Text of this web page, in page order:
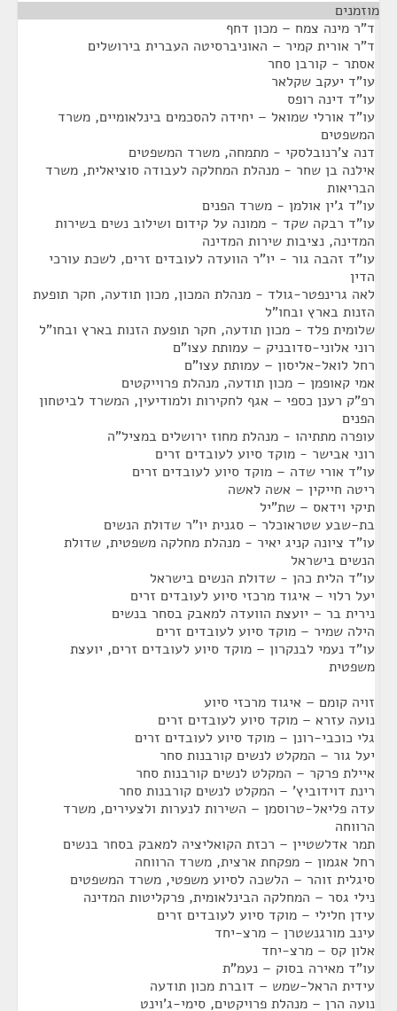
מוזמנים
ד"ר מינה צמח – מכון דחף
ד"ר אורית קמיר – האוניברסיטה העברית בירושלים
אסתר - קורבן סחר
עו"ד יעקב שקלאר
עו"ד דינה רופס
עו"ד אורלי שמואל – יחידה להסכמים בינלאומיים, משרד
המשפטים
דנה צ'רנובלסקי - מתמחה, משרד המשפטים
אילנה בן שחר - מנהלת המחלקה לעבודה סוציאלית, משרד
הבריאות
עו"ד ג'ין אולמן - משרד הפנים
עו"ד רבקה שקד - ממונה על קידום ושילוב נשים בשירות
המדינה, נציבות שירות המדינה
עו"ד זהבה גור - יו"ר הוועדה לעובדים זרים, לשכת עורכי
הדין
לאה גרינפטר-גולד - מנהלת המכון, מכון תודעה, חקר תופעת
הזנות בארץ ובחו"ל
שלומית פלד - מכון תודעה, חקר תופעת הזנות בארץ ובחו"ל
רוני אלוני-סדובניק – עמותת עצו"ם
רחל לואל-אליסון – עמותת עצו"ם
אמי קאופמן – מכון תודעה, מנהלת פרוייקטים
רפ"ק רענן כספי – אגף לחקירות ולמודיעין, המשרד לביטחון
הפנים
עופרה מתתיהו - מנהלת מחוז ירושלים במציל"ה
רוני אבישר - מוקד סיוע לעובדים זרים
עו"ד אורי שדה – מוקד סיוע לעובדים זרים
ריטה חייקין – אשה לאשה
תיקי וידאס – שת"יל
בת-שבע שטראוכלר – סגנית יו"ר שדולת הנשים
עו"ד ציונה קניג יאיר - מנהלת מחלקה משפטית, שדולת
הנשים בישראל
עו"ד הלית כהן - שדולת הנשים בישראל
יעל רלוי – איגוד מרכזי סיוע לעובדים זרים
נירית בר – יועצת הוועדה למאבק בסחר בנשים
הילה שמיר – מוקד סיוע לעובדים זרים
עו"ד נעמי לבנקרון – מוקד סיוע לעובדים זרים, יועצת
משפטית
זויה קומם – איגוד מרכזי סיוע
נועה עזרא – מוקד סיוע לעובדים זרים
גלי כוכבי-רונן – מוקד סיוע לעובדים זרים
יעל גור – המקלט לנשים קורבנות סחר
איילת פרקר – המקלט לנשים קורבנות סחר
רינת דוידוביץ' – המקלט לנשים קורבנות סחר
עדה פליאל-טרוסמן – השירות לנערות ולצעירים, משרד
הרווחה
תמר אדלשטיין – רכזת הקואליציה למאבק בסחר בנשים
רחל אגמון – מפקחת ארצית, משרד הרווחה
סיגלית זוהר – הלשכה לסיוע משפטי, משרד המשפטים
נילי גסר – המחלקה הבינלאומית, פרקליטות המדינה
עידן חלילי – מוקד סיוע לעובדים זרים
עינב מורגנשטרן – מרצ-יחד
אלון קס – מרצ-יחד
עו"ד מאירה בסוק – נעמ"ת
עידית הראל-שמש – דוברת מכון תודעה
נועה הרן – מנהלת פרויקטים, סימי-ג'וינט